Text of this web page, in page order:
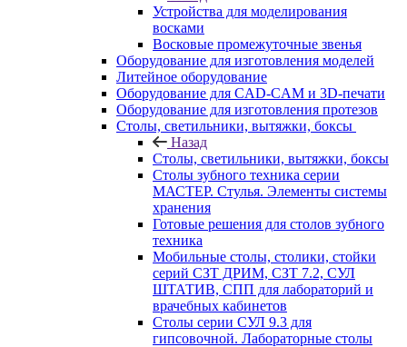
Устройства для моделирования
восками
Восковые промежуточные звенья
Оборудование для изготовления моделей
Литейное оборудование
Оборудование для CAD-CAM и 3D-печати
Оборудование для изготовления протезов
Cтолы, светильники, вытяжки, боксы
Назад
Cтолы, светильники, вытяжки, боксы
Столы зубного техника серии
МАСТЕР. Стулья. Элементы системы
хранения
Готовые решения для столов зубного
техника
Мобильные столы, столики, стойки
серий СЗТ ДРИМ, СЗТ 7.2, СУЛ
ШТАТИВ, СПП для лабораторий и
врачебных кабинетов
Столы серии СУЛ 9.3 для
гипсовочной. Лабораторные столы